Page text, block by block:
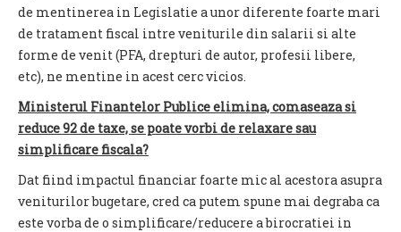
de mentinerea in Legislatie a unor diferente foarte mari
de tratament fiscal intre veniturile din salarii si alte
forme de venit (PFA, drepturi de autor, profesii libere,
etc), ne mentine in acest cerc vicios.
Ministerul Finantelor Publice elimina, comaseaza si
reduce 92 de taxe, se poate vorbi de relaxare sau
simplificare fiscala?
Dat fiind impactul financiar foarte mic al acestora asupra
veniturilor bugetare, cred ca putem spune mai degraba ca
este vorba de o simplificare/reducere a birocratiei in